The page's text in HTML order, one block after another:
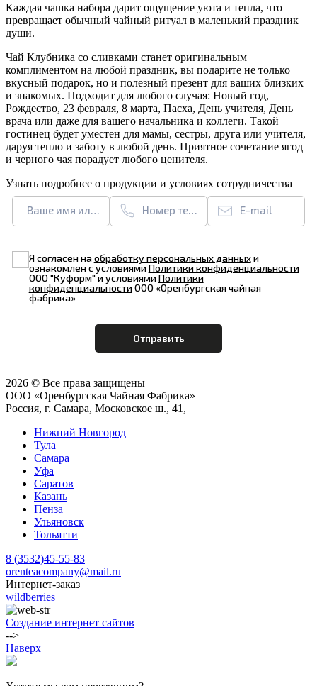
Каждая чашка набора дарит ощущение уюта и тепла, что
превращает обычный чайный ритуал в маленький праздник
души.
Чай Клубника со сливками станет оригинальным
комплиментом на любой праздник, вы подарите не только
вкусный подарок, но и полезный презент для ваших близких
и знакомых. Подходит для любого случая: Новый год,
Рождество, 23 февраля, 8 марта, Пасха, День учителя, День
врача или даже для вашего начальника и коллеги. Такой
гостинец будет уместен для мамы, сестры, друга или учителя,
даруя тепло и заботу в любой день. Приятное сочетание ягод
и черного чая порадует любого ценителя.
Узнать подробнее о продукции и условиях сотрудничества
Ваше имя или название организации Номер телефона E-mail
Я согласен наобработку персональных данныхи
ознакомлен с условиямиПолитики конфиденциальности
ООО "Куформ" и условиямиПолитики
конфиденциальностиООО «Оренбургская чайная
фабрика»
2026 © Все права защищены
ООО «Оренбургская Чайная Фабрика»
Россия, г. Самара, Московское ш., 41,
Нижний Новгород
Тула
Самара
Уфа
Саратов
Казань
Пенза
Ульяновск
Тольятти
8 (3532)45-55-83
orenteacompany@mail.ru
Интернет-заказ
wildberries
Создание интернет сайтов
-->
Наверх